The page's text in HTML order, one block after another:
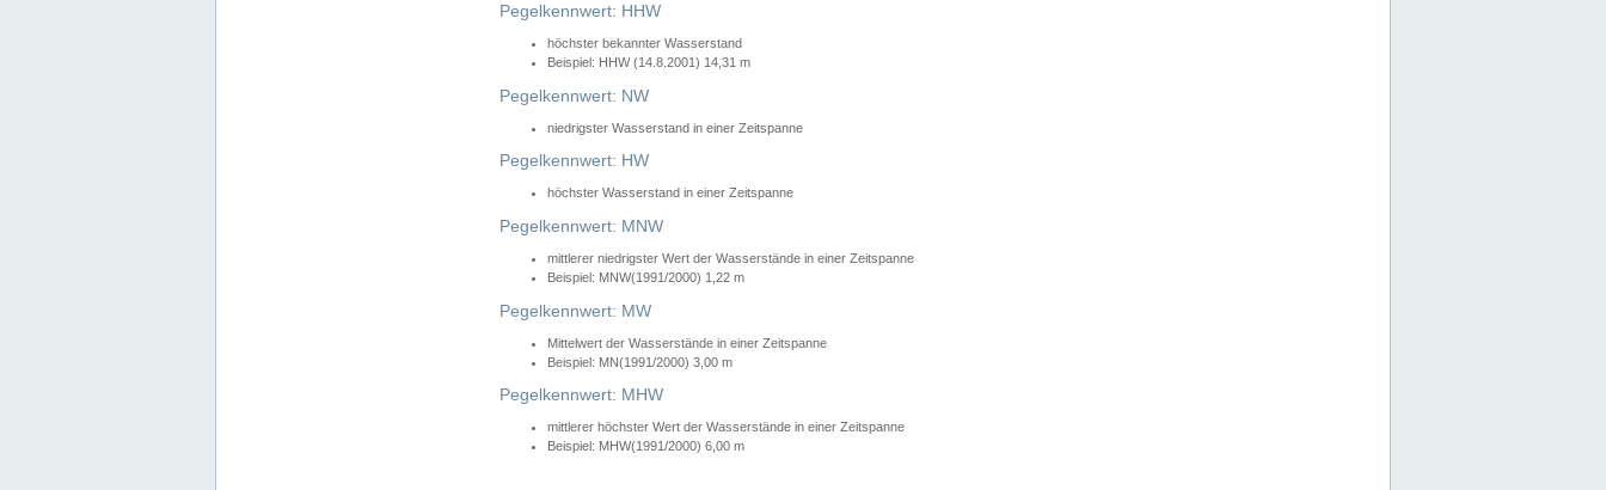
Pegelkennwert: HHW
höchster bekannter Wasserstand
Beispiel: HHW (14.8.2001) 14,31 m
Pegelkennwert: NW
niedrigster Wasserstand in einer Zeitspanne
Pegelkennwert: HW
höchster Wasserstand in einer Zeitspanne
Pegelkennwert: MNW
mittlerer niedrigster Wert der Wasserstände in einer Zeitspanne
Beispiel: MNW(1991/2000) 1,22 m
Pegelkennwert: MW
Mittelwert der Wasserstände in einer Zeitspanne
Beispiel: MN(1991/2000) 3,00 m
Pegelkennwert: MHW
mittlerer höchster Wert der Wasserstände in einer Zeitspanne
Beispiel: MHW(1991/2000) 6,00 m